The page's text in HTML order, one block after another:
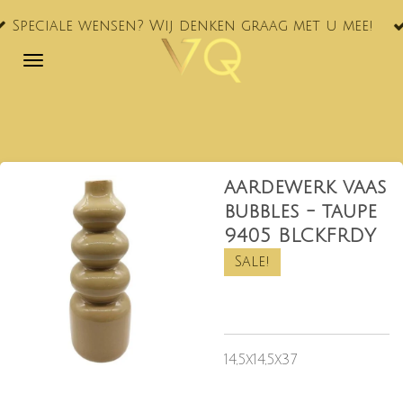
Ga
naar
wensen? Wij denken graag met u mee!
aardewerk vaas
bubbles - taupe
9405 BLCKFRDY
Sale!
14,5x14,5x37